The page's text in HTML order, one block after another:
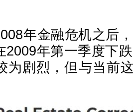
年金融危机之后
2009年第一季度下
为剧烈，但与当前